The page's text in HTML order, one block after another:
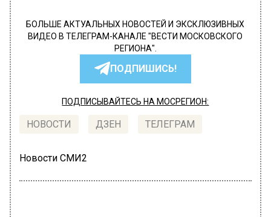
БОЛЬШЕ АКТУАЛЬНЫХ НОВОСТЕЙ И ЭКСКЛЮЗИВНЫХ
ВИДЕО В ТЕЛЕГРАМ-КАНАЛЕ "ВЕСТИ МОСКОВСКОГО
РЕГИОНА".
ПОДПИШИСЬ!
ПОДПИСЫВАЙТЕСЬ НА МОСРЕГИОН:
НОВОСТИ ДЗЕН ТЕЛЕГРАМ
Новости СМИ2